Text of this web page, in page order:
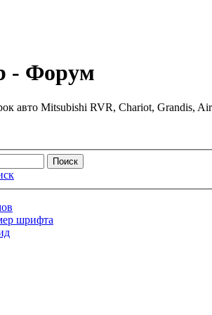
- Форум
авто Mitsubishi RVR, Chariot, Grandis,
шрифта